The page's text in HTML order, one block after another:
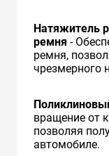
Натяжитель
ремня -
ремня,
чрезмерного
вращение от
позволяя
автомобиле.